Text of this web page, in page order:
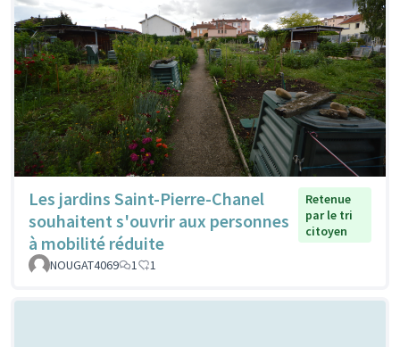
Les jardins Saint-Pierre-Chanel
souhaitent s'ouvrir aux personnes
à mobilité réduite
Retenue
par le tri
citoyen
NOUGAT4069 1 1